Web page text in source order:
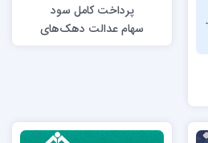
پرداخت کامل سود
سهام عدالت دهک‌های
پایین از امروز